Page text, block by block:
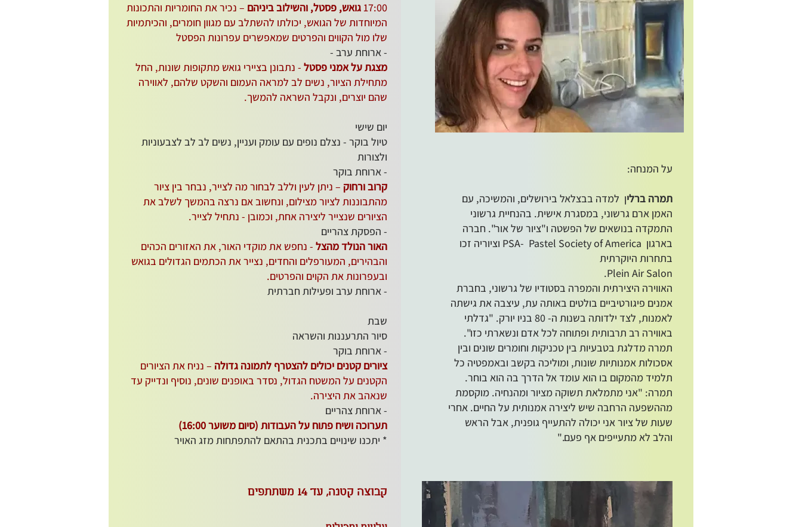
17:00גואש, פסטל, והשילוב ביניהם – נכיר את החומריות והתכונות
המיוחדות של הגואש, יכולתו להשתלב עם מגוון חומרים, והכיתמיות
שלו מול הקווים והפרטים שמאפשרים עפרונות הפסטל
- ארוחת ערב -
מצגת על אמני פסטל - נתבונן בציירי גואש מתקופות שונות, החל
מתחילת הציור, נשים לב למראה העמום והשקט שלהם, לאווירה
שהם יוצרים, ונקבל השראה להמשך.
יום שישי
טיול בוקר - נצלם נופים עם עומק ועניין, נשים לב לב לצבעוניות
ולצורות
- ארוחת בוקר
קרוב ורחוק – ניתן לעין וללב לבחור מה לצייר, נבחר בין ציור
מהתבוננות לציור מצילום, ונחשוב אם נרצה בהמשך לשלב את
הציורים שנצייר ליצירה אחת, וכמובן - נתחיל לצייר.
- הפסקת צהריים
האור הנולד מהצל - נחפש את מוקדי האור, את האזורים הכהים
והבהירים, המעורפלים והחדים, נצייר את הכתמים הגדולים בגואש
ובעפרונות את הקוים והפרטים.
- ארוחת ערב ופעילות חברתית
שבת
סיור התרעננות והשראה
- ארוחת בוקר
ציורים קטנים יכולים להצטרף לתמונה גדולה – נניח את הציורים
הקטנים על המשטח הגדול, נסדר באופנים שונים, נוסיף ונדייק עד
שנאהב את היצירה.
- ארוחת צהריים
תערוכה ושיח פתוח על העבודות (סיום משוער 16:00)​
* יתכנו שינויים בתכנית בהתאם להתפתחות מזג האויר​​​​​
קבוצה קטנה, עד 14 משתתפים
על המנחה:
תמרה ברלין למדה בבצלאל בירושלים, והמשיכה, עם
האמן ארם גרשוני, במסגרת אישית. בהנחיית גרשוני
התמקדה בנושאים של הפשטה ו"ציור של אור". חברה
בארגון PSA- Pastel Society of America וציוריה זכו
בתחרות היוקרתית
Plein Air Salon.
האווירה היצירתית והמפרה בסטודיו של גרשוני, בחברת
אמנים פיגורטיביים בולטים באותה עת, עיצבה את גישתה
לאמנות, לצד ילדותה בשנות ה- 80 בניו יורק. "גדלתי
באווירה רב תרבותית ופתוחה לכל אדם ונשארתי כזו".
תמרה מדלגת בטבעיות בין טכניקות וחומרים שונים ובין
אסכולות אמנותיות שונות, ומוליכה בקשב ובאמפטיה כל
תלמיד מהמקום בו הוא עומד אל הדרך בה הוא בוחר.
תמרה: "אני מתמלאת תשוקה מציור ומהנחיה. מוקסמת
מההשפעה הרחבה שיש ליצירה אמנותית על החיים. אחרי
שעות של ציור אני יכולה להתעייף גופנית, אבל הראש
והלב לא מתעייפים אף פעם."